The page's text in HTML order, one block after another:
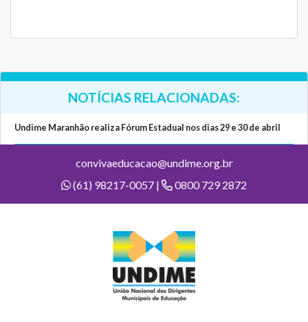
NOTÍCIAS RELACIONADAS:
Undime Maranhão realiza Fórum Estadual nos dias 29 e 30 de abril
convivaeducacao@undime.org.br
(61) 98217-0057 |
0800 729 2872